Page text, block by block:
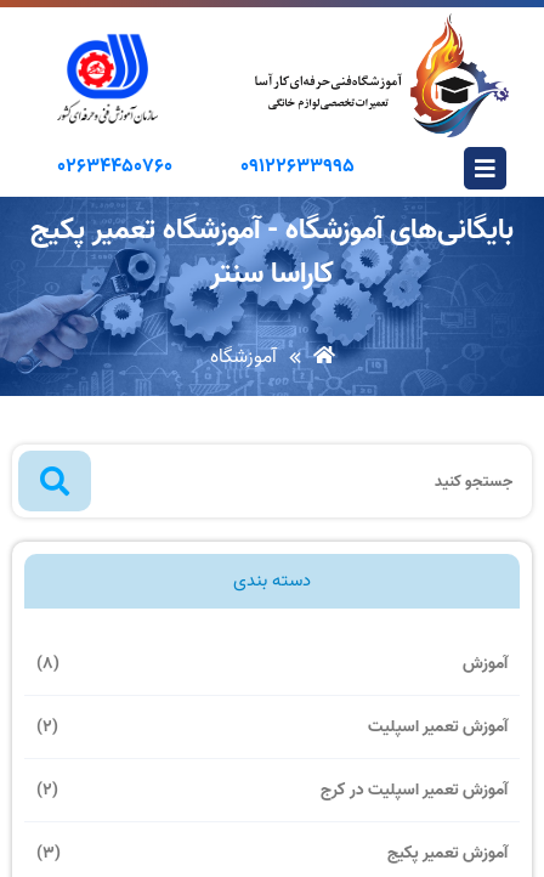
09122633995
02634450760
بایگانی‌های آموزشگاه - آموزشگاه تعمیر پکیج
کاراسا سنتر
آموزشگاه
دسته بندی
آموزش (8)
آموزش تعمیر اسپلیت (2)
آموزش تعمیر اسپلیت در کرج (2)
آموزش تعمیر پکیج (3)